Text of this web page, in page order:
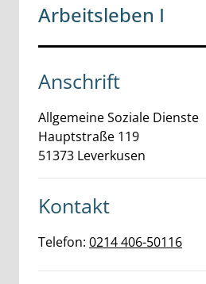
Arbeitsleben I
Anschrift
Allgemeine Soziale Dienste
Hauptstraße 119
51373 Leverkusen
Kontakt
Telefon: 0214 406-50116